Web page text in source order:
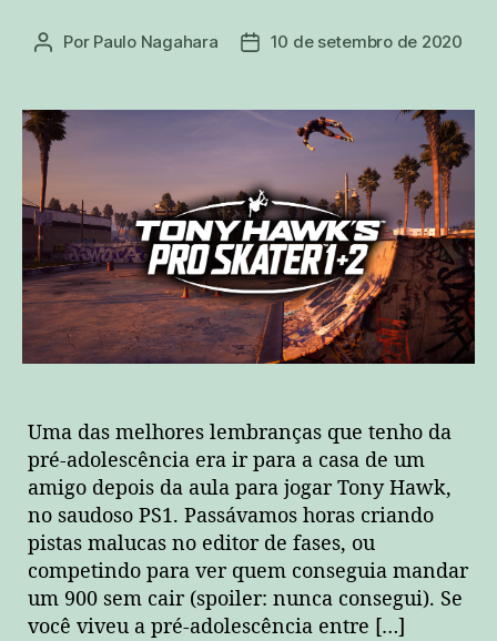
Autor
Por Paulo Nagahara
Data10 de setembro de 2020
Uma das melhores lembranças que tenho da
pré-adolescência era ir para a casa de um
amigo depois da aula para jogar Tony Hawk,
no saudoso PS1. Passávamos horas criando
pistas malucas no editor de fases, ou
competindo para ver quem conseguia mandar
um 900 sem cair (spoiler: nunca consegui). Se
você viveu a pré-adolescência entre […]